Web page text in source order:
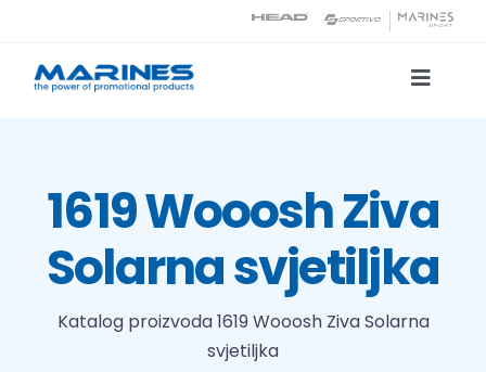
content
Toggle
Tehnologije tiska
O nama
1619 Wooosh Ziva
Solarna svjetiljka
Katalog proizvoda1619 Wooosh Ziva Solarna
svjetiljka